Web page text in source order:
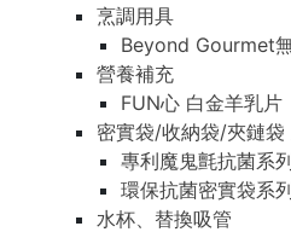
烹調用具
Beyond Gourmet
營養補充
FUN心 白金羊乳片
密實袋/收納袋/夾鏈袋
專利魔鬼氈抗菌系
環保抗菌密實袋系
水杯、替換吸管